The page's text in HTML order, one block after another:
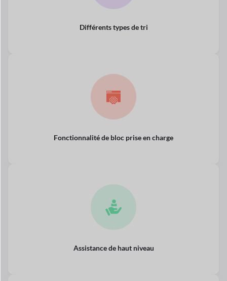
Différents types de tri
Fonctionnalité de bloc prise en charge
Assistance de haut niveau